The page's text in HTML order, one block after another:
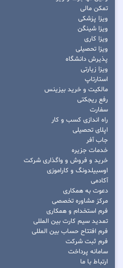
تمکن مالی
ویزا پزشکی
ویزا شینگن
ویزا کاری
ویزا تحصیلی
پذیرش دانشگاه
ویزا زیارتی
استارتاپ
مالکیت و خرید بیزینس
رفع ریجکتی
سفارت
راه اندازی کسب و کار
اپلای تحصیلی
جاب آفر
خدمات جزیره
خرید و فروش و واگذاری شرکت
اوسبیلدونگ و کاراموزی
آکادمی
دعوت به همکاری
مرکز مشاوره تخصصی
فرم استخدام و همکاری
تمدید سیم کارت بین المللی
فرم افتتاح حساب بین المللی
فرم ثبت شرکت
سامانه پرداخت
ارتباط با ما